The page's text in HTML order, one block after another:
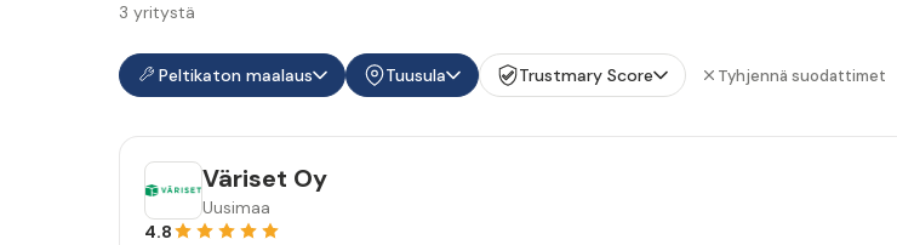
3 yritystä
Peltikaton maalaus Tuusula Trustmary Score Tyhjennä suodattimet
Väriset Oy
Uusimaa
4.8